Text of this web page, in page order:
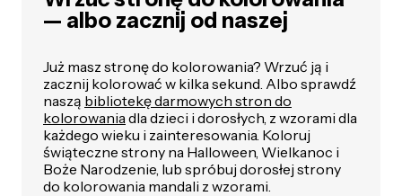
— albo zacznij od naszej
Już masz stronę do kolorowania? Wrzuć ją i
zacznij kolorować w kilka sekund. Albo sprawdź
naszą bibliotekę darmowych stron do
kolorowania dla dzieci i dorosłych, z wzorami dla
każdego wieku i zainteresowania. Koloruj
świąteczne strony na Halloween, Wielkanoc i
Boże Narodzenie, lub spróbuj dorosłej strony
do kolorowania mandali z wzorami.